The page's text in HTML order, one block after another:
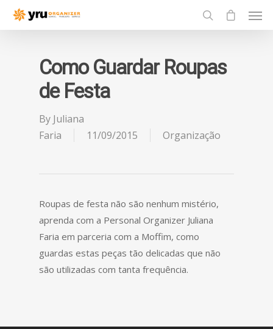
Como Guardar Roupas
de Festa
By Juliana
Faria
11/09/2015 Organização
Roupas de festa não são nenhum mistério,
aprenda com a Personal Organizer Juliana
Faria em parceria com a Moffim, como
guardas estas peças tão delicadas que não
são utilizadas com tanta frequência.